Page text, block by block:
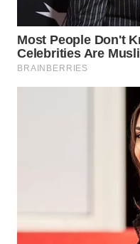
TOBA
WN
NIAS
TANJUNG